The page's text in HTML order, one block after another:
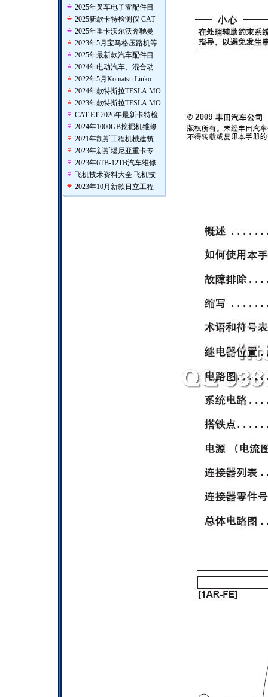
2025年叉车电子零配件目
2025新款卡特检测仪 CAT
2025年重卡沃尔沃奔驰曼
2023年5月宝马格压路机等
2025年最新款汽车配件目
2024年电动汽车、混合动
2022年5月Komatsu Linko
2024年款特斯拉TESLA MO
2023年款特斯拉TESLA MO
CAT ET 2026年最新卡特检
2024年1000GB挖掘机维修
2021年凯斯工程机械建筑
2023年新斯堪尼亚重卡专
2023年6TB-12TB汽车维修
飞机技术资料大全 飞机技
2023年10月新款日立工程